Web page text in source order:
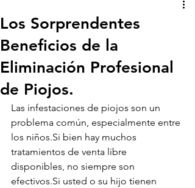
Los Sorprendentes
Beneficios de la
Eliminación Profesional
de Piojos.
Las infestaciones de piojos son un
problema común, especialmente entre
los niños.Si bien hay muchos
tratamientos de venta libre
disponibles, no siempre son
efectivos.Si usted o su hijo tienen